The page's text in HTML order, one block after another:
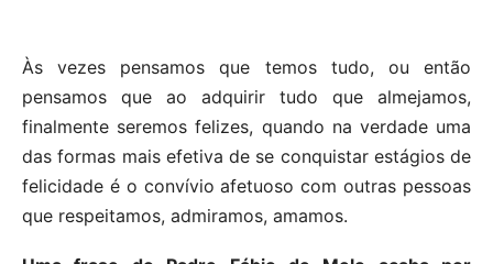
Às vezes pensamos que temos tudo, ou então
pensamos que ao adquirir tudo que almejamos,
finalmente seremos felizes, quando na verdade uma
das formas mais efetiva de se conquistar estágios de
felicidade é o convívio afetuoso com outras pessoas
que respeitamos, admiramos, amamos.